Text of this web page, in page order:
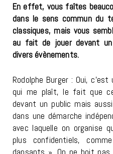
En effet, vous faîtes
dans le sens commun du
classiques, mais vous
au fait de jouer devant
divers évènements.
Rodolphe Burger : Oui,
qui me plaît, le fait que
devant un public mais
dans une démarche
avec laquelle on organise
plus confidentiels,